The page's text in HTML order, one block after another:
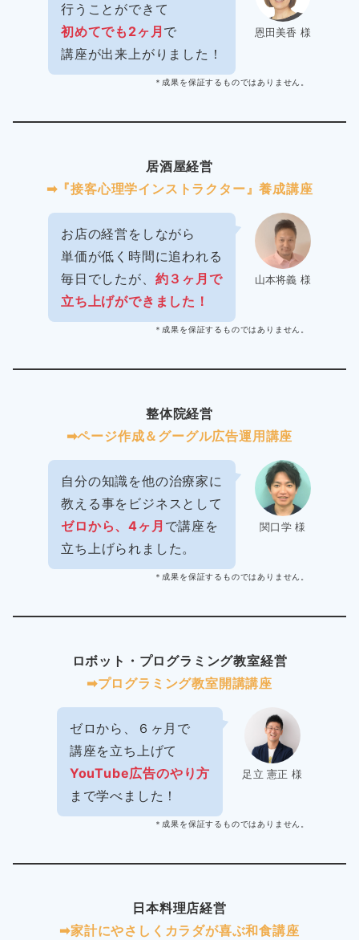
恩田美香 様
行うことができて
初めてでも2ヶ月 で
講座が出来上がりました！
＊成果を保証するものではありません。
居酒屋経営
➡︎『接客心理学インストラクター』養成講座
山本将義 様
お店の経営をしながら
単価が低く時間に追われる
毎日でしたが、 約３ヶ月で
立ち上げができました！
＊成果を保証するものではありません。
整体院経営
➡︎ページ作成＆グーグル広告運用講座
関口学 様
自分の知識を他の治療家に
教える事をビジネスとして
ゼロから、4ヶ月 で講座を
立ち上げられました。
＊成果を保証するものではありません。
ロボット・プログラミング教室経営
➡︎プログラミング教室開講講座
足立 憲正 様
ゼロから、６ヶ月で
講座を立ち上げて
YouTube広告のやり方
まで学べました！
＊成果を保証するものではありません。
日本料理店経営
➡︎家計にやさしくカラダが喜ぶ和食講座